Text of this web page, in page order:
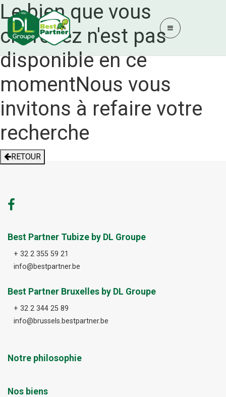
Le bien que vous
cherchez n'est pas
disponible en ce
momentNous vous
invitons à refaire votre
recherche
RETOUR
Best Partner Tubize by DL Groupe
+ 32 2 355 59 21
info@bestpartner.be
Best Partner Bruxelles by DL Groupe
+ 32 2 344 25 89
info@brussels.bestpartner.be
Notre philosophie
Nos biens